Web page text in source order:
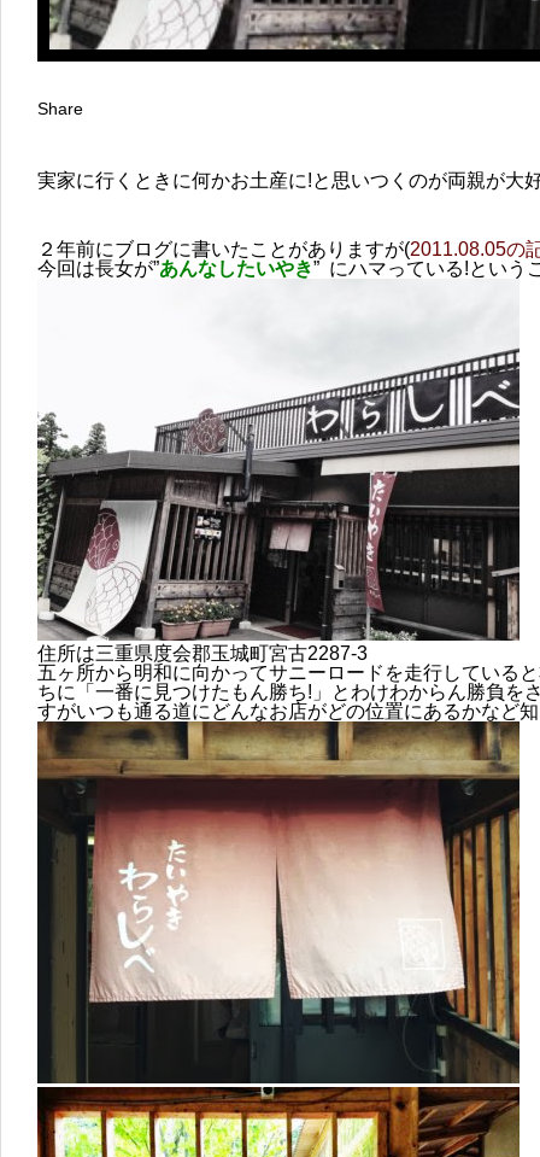
Share
実家に行くときに何かお土産に!と思いつくのが両親が大
２年前にブログに書いたことがありますが(2011.08.05の
今回は長女が”あんなしたいやき” にハマっている!という
住所は三重県度会郡玉城町宮古2287-3
五ヶ所から明和に向かってサニーロードを走行している
ちに「一番に見つけたもん勝ち!」とわけわからん勝負を
すがいつも通る道にどんなお店がどの位置にあるかなど